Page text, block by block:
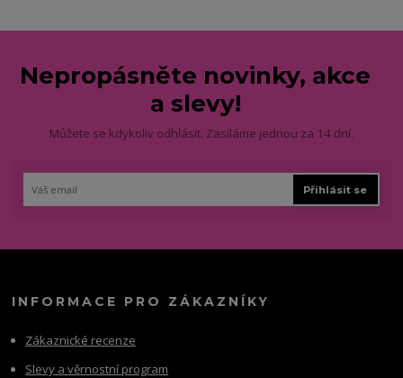
Nepropásněte novinky, akce
a slevy!
Můžete se kdykoliv odhlásit. Zasíláme jednou za 14 dní.
Přihlásit se
INFORMACE PRO ZÁKAZNÍKY
Zákaznické recenze
Slevy a věrnostní program